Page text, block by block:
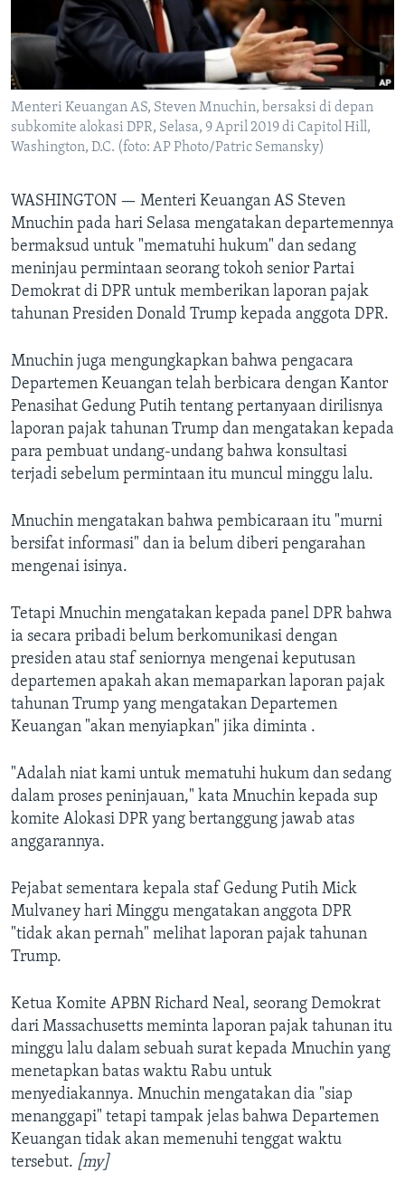
Menteri Keuangan AS, Steven Mnuchin, bersaksi di depan
subkomite alokasi DPR, Selasa, 9 April 2019 di Capitol Hill,
Washington, D.C. (foto: AP Photo/Patric Semansky)
WASHINGTON — Menteri Keuangan AS Steven
Mnuchin pada hari Selasa mengatakan departemennya
bermaksud untuk "mematuhi hukum" dan sedang
meninjau permintaan seorang tokoh senior Partai
Demokrat di DPR untuk memberikan laporan pajak
tahunan Presiden Donald Trump kepada anggota DPR.
Mnuchin juga mengungkapkan bahwa pengacara
Departemen Keuangan telah berbicara dengan Kantor
Penasihat Gedung Putih tentang pertanyaan dirilisnya
laporan pajak tahunan Trump dan mengatakan kepada
para pembuat undang-undang bahwa konsultasi
terjadi sebelum permintaan itu muncul minggu lalu.
Mnuchin mengatakan bahwa pembicaraan itu "murni
bersifat informasi" dan ia belum diberi pengarahan
mengenai isinya.
Tetapi Mnuchin mengatakan kepada panel DPR bahwa
ia secara pribadi belum berkomunikasi dengan
presiden atau staf seniornya mengenai keputusan
departemen apakah akan memaparkan laporan pajak
tahunan Trump yang mengatakan Departemen
Keuangan "akan menyiapkan" jika diminta .
"Adalah niat kami untuk mematuhi hukum dan sedang
dalam proses peninjauan," kata Mnuchin kepada sup
komite Alokasi DPR yang bertanggung jawab atas
anggarannya.
Pejabat sementara kepala staf Gedung Putih Mick
Mulvaney hari Minggu mengatakan anggota DPR
"tidak akan pernah" melihat laporan pajak tahunan
Trump.
Ketua Komite APBN Richard Neal, seorang Demokrat
dari Massachusetts meminta laporan pajak tahunan itu
minggu lalu dalam sebuah surat kepada Mnuchin yang
menetapkan batas waktu Rabu untuk
menyediakannya. Mnuchin mengatakan dia "siap
menanggapi" tetapi tampak jelas bahwa Departemen
Keuangan tidak akan memenuhi tenggat waktu
tersebut. [my]